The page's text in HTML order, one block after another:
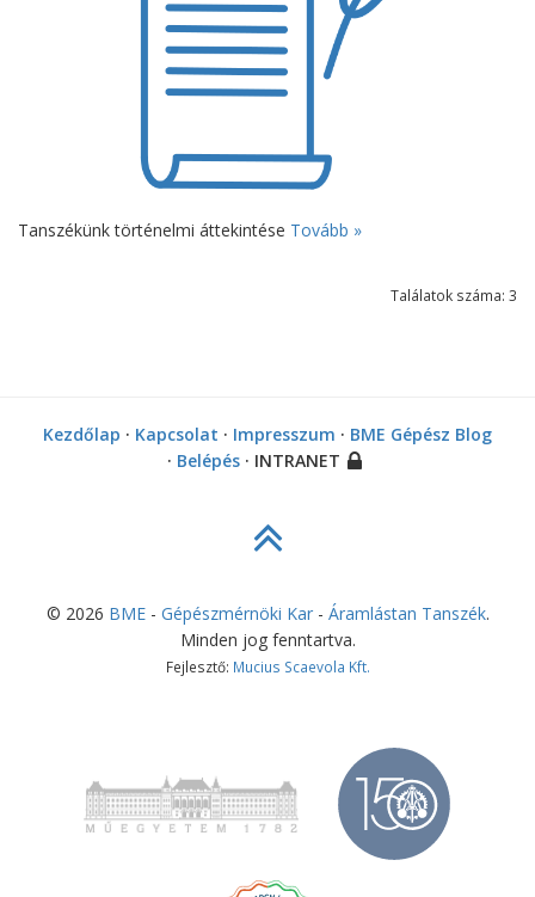
Tanszékünk történelmi áttekintése Tovább »
Találatok száma: 3
Kezdőlap · Kapcsolat · Impresszum · BME Gépész Blog
· Belépés· INTRANET
© 2026 BME- Gépészmérnöki Kar- Áramlástan Tanszék.
Minden jog fenntartva.
Fejlesztő: Mucius Scaevola Kft.